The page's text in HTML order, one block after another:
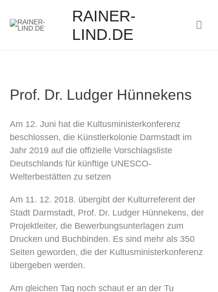
RAINER-
LIND.DE
Prof. Dr. Ludger Hünnekens
Am 12. Juni hat die Kultusministerkonferenz
beschlossen, die Künstlerkolonie Darmstadt im
Jahr 2019 auf die offizielle Vorschlagsliste
Deutschlands für künftige UNESCO-
Welterbestätten zu setzen
Am 11. 12. 2018. übergibt der Kulturreferent der
Stadt Darmstadt, Prof. Dr. Ludger Hünnekens, der
Projektleiter, die Bewerbungsunterlagen zum
Drucken und Buchbinden. Es sind mehr als 350
Seiten geworden, die der Kultusministerkonferenz
übergeben werden.
Am gleichen Tag noch schaut er an der Tu